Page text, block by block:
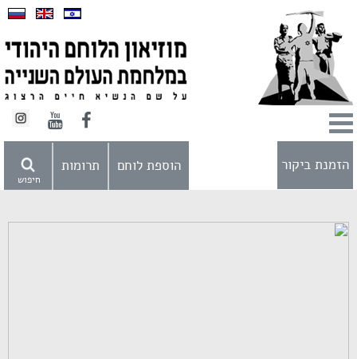
הזמנת ביקור
חיפוש
הוספת לוחם תרומות